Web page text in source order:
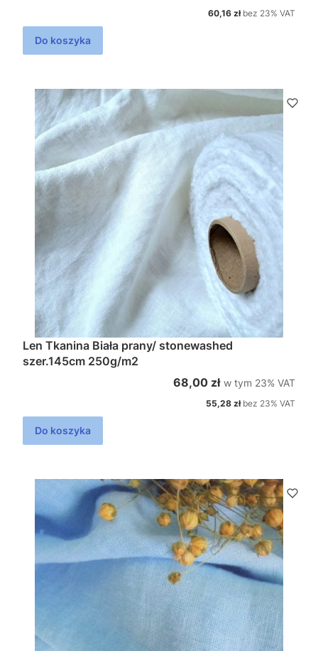
Cena netto
60,16 zł bez 23% VAT
Do koszyka
Len Tkanina Biała prany/ stonewashed
szer.145cm 250g/m2
Cena brutto
68,00 zł w tym %s VAT
w tym 23% VAT
Cena netto
55,28 zł bez 23% VAT
Do koszyka